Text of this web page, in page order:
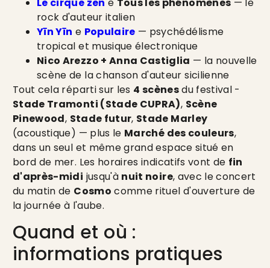
rock d'auteur italien
Yīn Yīn e Populaire — psychédélisme
tropical et musique électronique
Nico Arezzo + Anna Castiglia — la nouvelle
scène de la chanson d'auteur sicilienne
Tout cela réparti sur les 4 scènesdu festival -
Stade Tramonti (Stade CUPRA), Scène
Pinewood, Stade futur, Stade Marley
(acoustique) — plus le Marché des couleurs,
dans un seul et même grand espace situé en
bord de mer. Les horaires indicatifs vont de fin
d'après-midi jusqu'à nuit noire, avec le concert
du matin de Cosmo comme rituel d'ouverture de
la journée à l'aube.
Quand et où :
informations pratiques